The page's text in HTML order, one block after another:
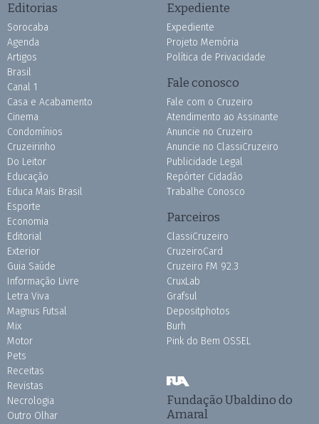
Editorias
Sorocaba
Agenda
Artigos
Brasil
Canal 1
Casa e Acabamento
Cinema
Condomínios
Cruzeirinho
Do Leitor
Educação
Educa Mais Brasil
Esporte
Economia
Editorial
Exterior
Guia Saúde
Informação Livre
Letra Viva
Magnus Futsal
Mix
Motor
Pets
Receitas
Revistas
Necrologia
Outro Olhar
Expediente
Expediente
Projeto Memória
Política de Privacidade
Fale conosco
Fale com o Cruzeiro
Atendimento ao Assinante
Anuncie no Cruzeiro
Anuncie no ClassiCruzeiro
Publicidade Legal
Repórter Cidadão
Trabalhe Conosco
Parceiros
ClassiCruzeiro
CruzeiroCard
Cruzeiro FM 92.3
CruxLab
Grafsul
Depositphotos
Burh
Pink do Bem OSSEL
Fundação Ubaldino do
Amaral